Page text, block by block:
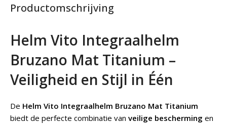
Productomschrijving
Helm Vito Integraalhelm
Bruzano Mat Titanium –
Veiligheid en Stijl in Één
De Helm Vito Integraalhelm Bruzano Mat Titanium
biedt de perfecte combinatie van veilige bescherming en